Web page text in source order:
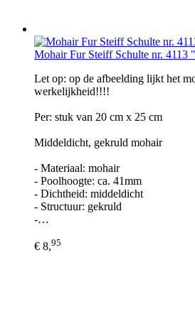
Mohair Fur Steiff Schulte nr. 4113
Let op: op de afbeelding lijkt het
werkelijkheid!!!!
Per: stuk van 20 cm x 25 cm
Middeldicht, gekruld mohair
- Materiaal: mohair
- Poolhoogte: ca. 41mm
- Dichtheid: middeldicht
- Structuur: gekruld
-…
€ 8,95